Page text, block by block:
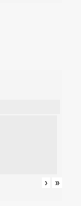
› »